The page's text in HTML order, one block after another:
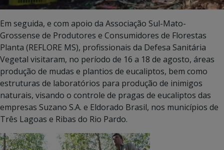
Em seguida, e com apoio da Associação Sul-Mato-
Grossense de Produtores e Consumidores de Florestas
Planta (REFLORE MS), profissionais da Defesa Sanitária
Vegetal visitaram, no período de 16 a 18 de agosto, áreas
produção de mudas e plantios de eucaliptos, bem como
estruturas de laboratórios para produção de inimigos
naturais, visando o controle de pragas de eucaliptos das
empresas Suzano S.A. e Eldorado Brasil, nos municípios de
Três Lagoas e Ribas do Rio Pardo.